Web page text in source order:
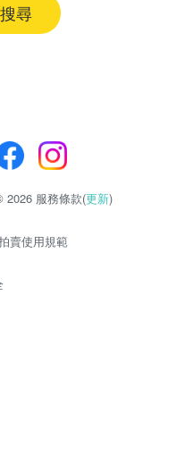
尋
2026 服務條款(更新)
賣使用規範